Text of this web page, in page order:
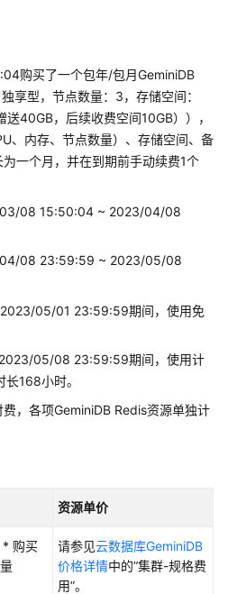
购买了一个包年/包月GeminiDB
享型，节点数量：3，存储空间：
40GB，后续收费空间10GB）），
、内存、节点数量）、存储空间、备
一个月，并在到期前手动续费1个
03/08 15:50:04 ~ 2023/04/08
04/08 23:59:59 ~ 2023/05/08
05/01 23:59:59期间，使用免
05/08 23:59:59期间，使用计
168小时。
费，各项GeminiDB Redis资源单独计
资源单价
* 购买
请参见云数据库GeminiDB
价格详情中的“集群-规格费
用”。